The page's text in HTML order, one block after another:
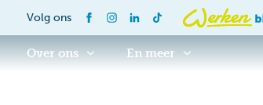
Volg ons
Over ons En meer